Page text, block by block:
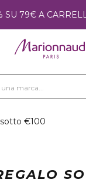
SU 79€ A
€100